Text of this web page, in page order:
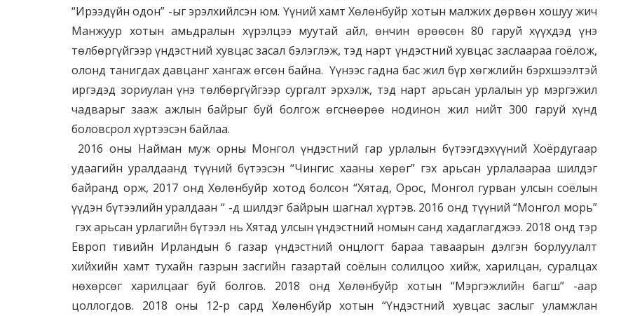
“Ирээдүйн одон” -ыг эрэлхийлсэн юм. Үүний хамт Хөлөнбуйр хотын малжих дөрвөн хошуу жич
Манжуур хотын амьдралын хүрэлцээ муутай айл, өнчин өрөөсөн 80 гаруй хүүхдэд үнэ
төлбөргүйгээр үндэстний хувцас засал бэлэглэж, тэд нарт үндэстний хувцас заслаараа гоёлож,
олонд танигдах давцанг хангаж өгсөн байна. Үүнээс гадна бас жил бүр хөгжлийн бэрхшээлтэй
иргэдэд зориулан үнэ төлбөргүйгээр сургалт эрхэлж, тэд нарт арьсан урлалын ур мэргэжил
чадварыг зааж ажлын байрыг буй болгож өгснөөрөө нодинон жил нийт 300 гаруй хүнд
боловсрол хүртээсэн байлаа.
2016 оны Найман муж орны Монгол үндэстний гар урлалын бүтээгдэхүүний Хоёрдугаар
удаагийн уралдаанд түүний бүтээсэн “Чингис хааны хөрөг” гэх арьсан урлалаараа шилдэг
байранд орж, 2017 онд Хөлөнбуйр хотод болсон “Хятад, Орос, Монгол гурван улсын соёлын
үүдэн бүтээлийн уралдаан “ -д шилдэг байрын шагнал хүртэв. 2016 онд түүний “Монгол морь”
гэх арьсан урлагийн бүтээл нь Хятад улсын үндэстний номын санд хадаглагджээ. 2018 онд тэр
Европ тивийн Ирландын 6 газар үндэстний онцлогт бараа таваарын дэлгэн борлуулалт
хийхийн хамт тухайн газрын засгийн газартай соёлын солилцоо хийж, харилцан, суралцах
нөхөрсөг харилцааг буй болгов. 2018 онд Хөлөнбуйр хотын “Мэргэжлийн багш” -аар
цоллогдов. 2018 оны 12-р сард Хөлөнбуйр хотын “Үндэстний хувцас заслыг уламжлан